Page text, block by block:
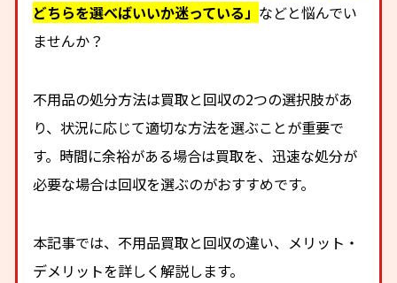
どちらを選べばいいか迷っている」 などと悩んでい
ませんか？
不用品の処分方法は買取と回収の2つの選択肢があ
り、状況に応じて適切な方法を選ぶことが重要で
す。時間に余裕がある場合は買取を、迅速な処分が
必要な場合は回収を選ぶのがおすすめです。
本記事では、不用品買取と回収の違い、メリット・
デメリットを詳しく解説します。